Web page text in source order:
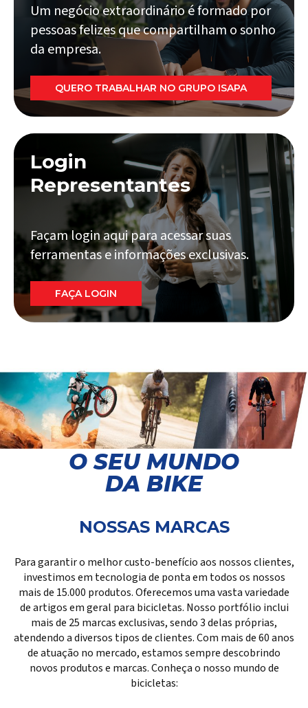
Um negócio extraordinário é formado por
pessoas felizes que compartilham o sonho
da empresa.
QUERO TRABALHAR NO GRUPO ISAPA
Login
Representantes
Façam login aqui para acessar suas
ferramentas e informações exclusivas.
FAÇA LOGIN
O SEU MUNDO
DA BIKE
NOSSAS MARCAS
Para garantir o melhor custo-benefício aos nossos clientes,
investimos em tecnologia de ponta em todos os nossos
mais de 15.000 produtos. Oferecemos uma vasta variedade
de artigos em geral para bicicletas. Nosso portfólio inclui
mais de 25 marcas exclusivas, sendo 3 delas próprias,
atendendo a diversos tipos de clientes. Com mais de 60 anos
de atuação no mercado, estamos sempre descobrindo
novos produtos e marcas. Conheça o nosso mundo de
bicicletas: